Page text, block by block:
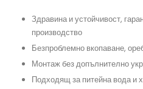
Здравина и устойчивост,
производство
Безпроблемно вкопаване,
Монтаж без допълнително
Подходящ за питейна вода и